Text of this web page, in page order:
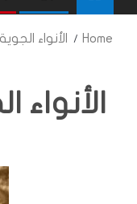
Home الأنواء